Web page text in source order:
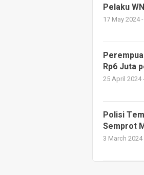
Pelaku
17 May 2024
Rp6 Juta
25 April 2024
Polisi
Semprot
3 March 2024